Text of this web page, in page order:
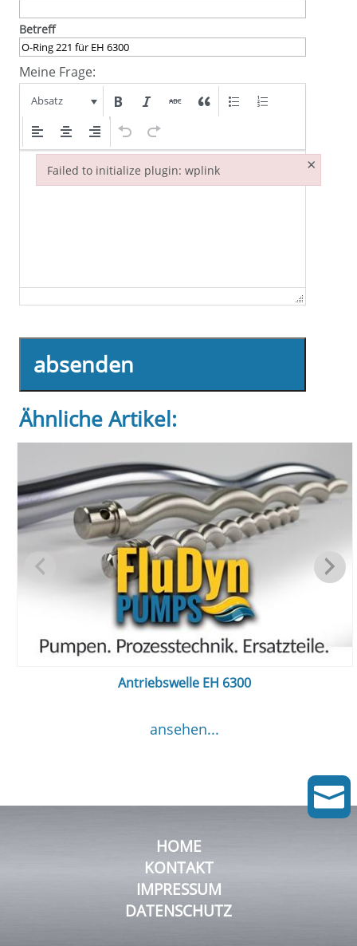
Betreff
Meine Frage:
Absatz
absenden
Ähnliche Artikel:
Antriebswelle EH 6300
ansehen...
HOME
KONTAKT
IMPRESSUM
DATENSCHUTZ

Failed to initialize plugin: wplink ×
Failed to initialize plugin: wplink